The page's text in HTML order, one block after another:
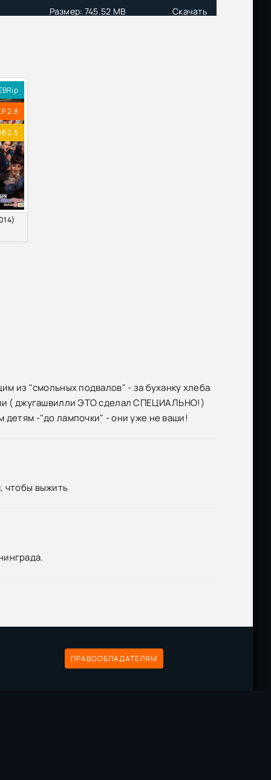
Размер: 745.52 MB Скачать
Размер: 319 MB Скачать
2.8
2.5
из "смольных подвалов" - за буханку хлеба
( джугашвилли ЭТО сделал СПЕЦИАЛЬНО!)
-"до лампочки" - они уже не ваши!
чтобы выжить
ПРАВООБЛАДАТЕЛЯМ